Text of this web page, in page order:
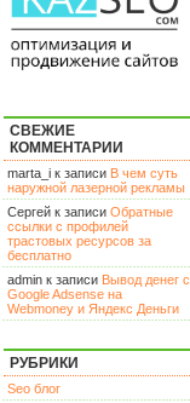
СВЕЖИЕ
КОММЕНТАРИИ
marta_i к записи В чем суть
наружной лазерной рекламы
Сергей к записи Обратные
ссылки с профилей
трастовых ресурсов за
бесплатно
admin к записи Вывод денег с
Google Adsense на
Webmoney и Яндекс Деньги
РУБРИКИ
Seo блог